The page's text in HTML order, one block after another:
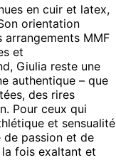
en cuir et latex,
orientation
MMF
et
Giulia reste une
authentique – que
des rires
Pour ceux qui
et sensualité
de passion et de
fois exaltant et